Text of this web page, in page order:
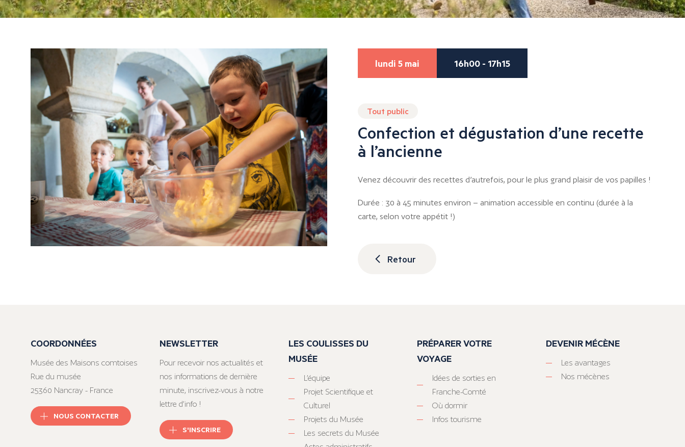
lundi 5 mai 16h00 - 17h15
Tout public
Confection et dégustation d’une recette
à l’ancienne
Venez découvrir des recettes d’autrefois, pour le plus grand plaisir de vos papilles !
Durée : 30 à 45 minutes environ – animation accessible en continu (durée à la
carte, selon votre appétit !)
Retour
COORDONNÉES
Musée des Maisons comtoises
Rue du musée
25360 Nancray - France
NOUS CONTACTER
NEWSLETTER
Pour recevoir nos actualités et
nos informations de dernière
minute, inscrivez-vous à notre
lettre d’info !
S'INSCRIRE
LES COULISSES DU
MUSÉE
L’équipe
Projet Scientifique et
Culturel
Projets du Musée
Les secrets du Musée
PRÉPARER VOTRE
VOYAGE
Idées de sorties en
Franche-Comté
Où dormir
Infos tourisme
DEVENIR MÉCÈNE
Les avantages
Nos mécènes